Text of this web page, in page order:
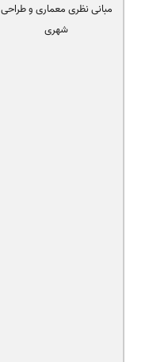
مبانی نظری معماری و طراحی
شهری